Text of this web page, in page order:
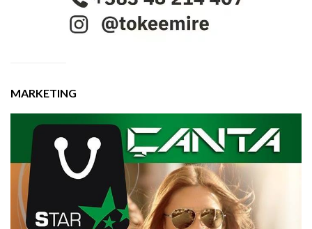
MARKETING